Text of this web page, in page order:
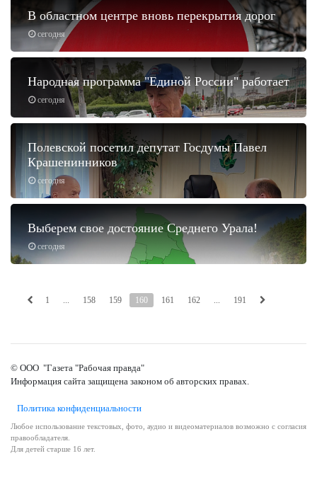
сегодня
В областном центре вновь перекрытия дорог
сегодня
Народная программа "Единой России" работает
сегодня
Полевской посетил депутат Госдумы Павел
Крашенинников
сегодня
Выберем свое достояние Среднего Урала!
1 ... 158 159 160 161 162 ... 191
© ООО "Газета "Рабочая правда"
Информация сайта защищена законом об авторских правах.
Политика конфиденциальности
Любое использование текстовых, фото, аудио и видеоматериалов возможно с согласия
правообладателя.
Для детей старше 16 лет.